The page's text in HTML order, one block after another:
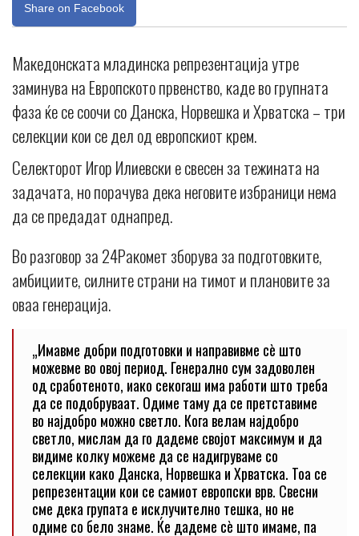
Share on Facebook
Македонската младинска репрезентација утре
заминува на Европското првенство, каде во групната
фаза ќе се соочи со Данска, Норвешка и Хрватска – три
селекции кои се дел од европскиот крем.
Селекторот Игор Илиевски е свесен за тежината на
задачата, но порачува дека неговите избраници нема
да се предадат однапред.
Во разговор за 24Ракомет зборува за подготовките,
амбициите, силните страни на тимот и плановите за
оваа генерација.
„Имавме добри подготовки и направивме сè што
можевме во овој период. Генерално сум задоволен
од сработеното, иако секогаш има работи што треба
да се подобруваат. Одиме таму да се претставиме
во најдобро можно светло. Кога велам најдобро
светло, мислам да го дадеме својот максимум и да
видиме колку можеме да се надигруваме со
селекции како Данска, Норвешка и Хрватска. Тоа се
репрезентации кои се самиот европски врв. Свесни
сме дека групата е исклучително тешка, но не
одиме со бело знаме. Ќе дадеме сè што имаме, па